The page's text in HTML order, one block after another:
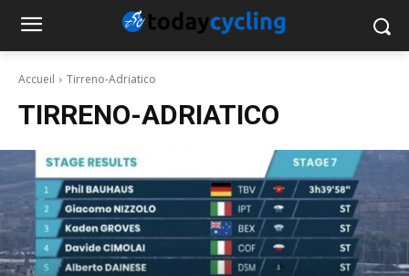
Accueil Tirreno-Adriatico
TIRRENO-ADRIATICO